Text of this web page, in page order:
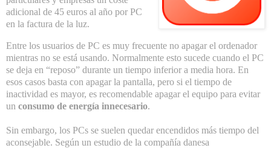
adicional de 45 euros al año por PC
en la factura de la luz.
Entre los usuarios de PC es muy frecuente no apagar el ordenador
mientras no se está usando. Normalmente esto sucede cuando el PC
se deja en “reposo” durante un tiempo inferior a media hora. En
esos casos basta con apagar la pantalla, pero si el tiempo de
inactividad es mayor, es recomendable apagar el equipo para evitar
un consumo de energía innecesario.
Sin embargo, los PCs se suelen quedar encendidos más tiempo del
aconsejable. Según un estudio de la compañía danesa